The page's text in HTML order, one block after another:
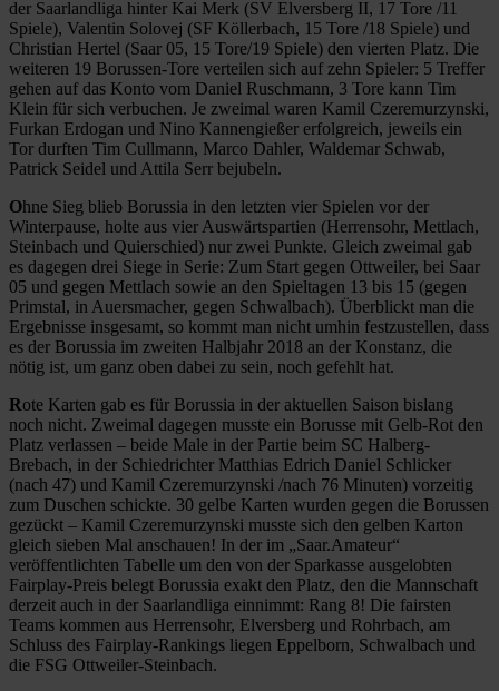
der Saarlandliga hinter Kai Merk (SV Elversberg II, 17 Tore /11
Spiele), Valentin Solovej (SF Köllerbach, 15 Tore /18 Spiele) und
Christian Hertel (Saar 05, 15 Tore/19 Spiele) den vierten Platz. Die
weiteren 19 Borussen-Tore verteilen sich auf zehn Spieler: 5 Treffer
gehen auf das Konto vom Daniel Ruschmann, 3 Tore kann Tim
Klein für sich verbuchen. Je zweimal waren Kamil Czeremurzynski,
Furkan Erdogan und Nino Kannengießer erfolgreich, jeweils ein
Tor durften Tim Cullmann, Marco Dahler, Waldemar Schwab,
Patrick Seidel und Attila Serr bejubeln.
Ohne Sieg blieb Borussia in den letzten vier Spielen vor der
Winterpause, holte aus vier Auswärtspartien (Herrensohr, Mettlach,
Steinbach und Quierschied) nur zwei Punkte. Gleich zweimal gab
es dagegen drei Siege in Serie: Zum Start gegen Ottweiler, bei Saar
05 und gegen Mettlach sowie an den Spieltagen 13 bis 15 (gegen
Primstal, in Auersmacher, gegen Schwalbach). Überblickt man die
Ergebnisse insgesamt, so kommt man nicht umhin festzustellen, dass
es der Borussia im zweiten Halbjahr 2018 an der Konstanz, die
nötig ist, um ganz oben dabei zu sein, noch gefehlt hat.
Rote Karten gab es für Borussia in der aktuellen Saison bislang
noch nicht. Zweimal dagegen musste ein Borusse mit Gelb-Rot den
Platz verlassen – beide Male in der Partie beim SC Halberg-
Brebach, in der Schiedrichter Matthias Edrich Daniel Schlicker
(nach 47) und Kamil Czeremurzynski /nach 76 Minuten) vorzeitig
zum Duschen schickte. 30 gelbe Karten wurden gegen die Borussen
gezückt – Kamil Czeremurzynski musste sich den gelben Karton
gleich sieben Mal anschauen! In der im „Saar.Amateur“
veröffentlichten Tabelle um den von der Sparkasse ausgelobten
Fairplay-Preis belegt Borussia exakt den Platz, den die Mannschaft
derzeit auch in der Saarlandliga einnimmt: Rang 8! Die fairsten
Teams kommen aus Herrensohr, Elversberg und Rohrbach, am
Schluss des Fairplay-Rankings liegen Eppelborn, Schwalbach und
die FSG Ottweiler-Steinbach.